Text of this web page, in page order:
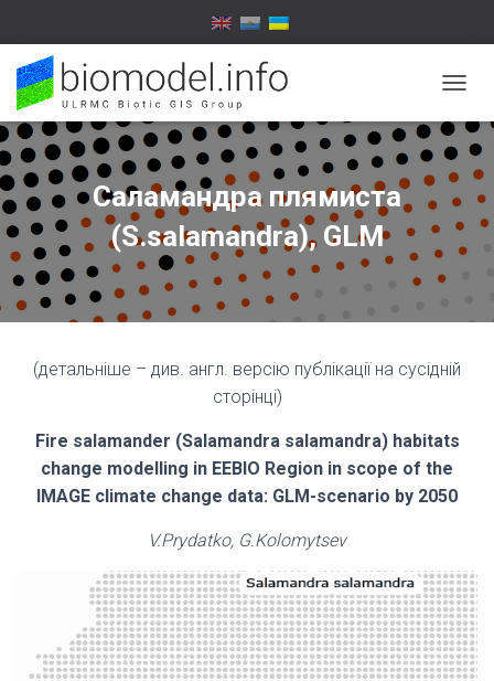
Е
Е
М
К
Н
У
І
Ц
Саламандра плямиста
(S.salamandra), GLM
(детальніше – див. англ. версію публікації на сусідній
сторінці)
Fire salamander (Salamandrasalamandra) habitats
change modelling in EEBIO Region in scope of the
IMAGE climate change data: GLM-scenario by 2050
V.Prydatko, G.Kolomytsev